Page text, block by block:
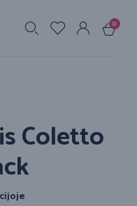
0
Coletto